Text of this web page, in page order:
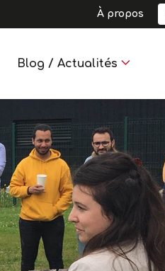
À propos
Blog / Actualités